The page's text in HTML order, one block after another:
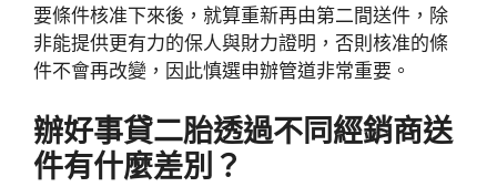
要條件核准下來後，就算重新再由第二間送件，除
非能提供更有力的保人與財力證明，否則核准的條
件不會再改變，因此慎選申辦管道非常重要。
辦好事貸二胎透過不同經銷商送
件有什麼差別？